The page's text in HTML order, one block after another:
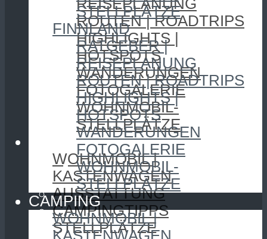
REISEPLANUNG
ROUTEN | ROADTRIPS
HIGHLIGHTS |
HOTSPOTS
WANDERUNGEN
FOTOGALERIE
WOHNMOBIL-
STELLPLÄTZE
CAMPING
WOHNMOBIL |
KASTENWAGEN
AUSSTATTUNG
CAMPINGTIPPS
STELLPLÄTZE
STELLPLÄTZE
FINNLAND
RATGEBER |
REISEPLANUNG
ROUTEN | ROADTRIPS
HIGHLIGHTS |
HOTSPOTS
WANDERUNGEN
FOTOGALERIE
WOHNMOBIL-
STELLPLÄTZE
CAMPING
WOHNMOBIL |
KASTENWAGEN